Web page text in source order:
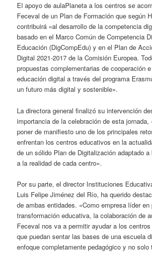
El apoyo de aulaPlaneta a los centros se
Feceval de un Plan de Formación que según
contribuirá «al desarrollo de la competencia
basado en el Marco Común de Competencia
Educación (DigCompEdu) y en el Plan de
Digital 2021-2017 de la Comisión Europea.
propuestas complementarias de cooperación
educación digital a través del programa
un futuro más digital y sostenible».
La directora general finalizó su intervención
importancia de la celebración de esta jornada,
poner de manifiesto uno de los principales
enfrentan los centros educativos en la
de un sólido Plan de Digitalización adaptado
a la realidad de cada centro».
Por su parte, el director Instituciones
Luis Felipe Jiménez del Río, ha querido
de ambas entidades. «Como empresa líder
transformación educativa, la colaboración de
Feceval nos va a permitir ayudar a los
que puedan sentar las bases de una escuela
enfoque completamente pedagógico y no solo